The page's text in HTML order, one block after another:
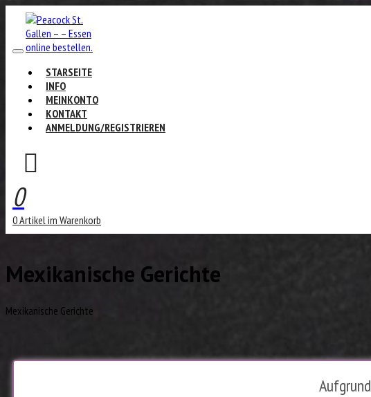
STARSEITE
INFO
MEINKONTO
KONTAKT
ANMELDUNG/REGISTRIEREN
0
0 Artikel im Warenkorb
Mexikanische Gerichte
Mexikanische Gerichte